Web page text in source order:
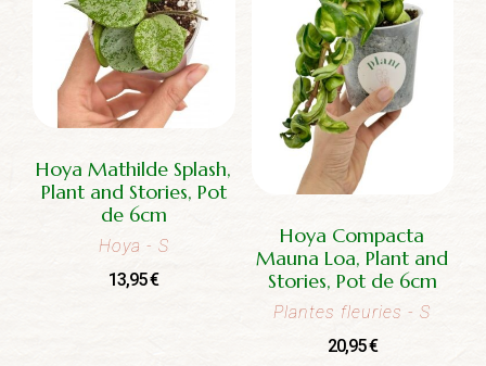
Hoya Mathilde Splash,
Plant and Stories, Pot
de 6cm
Hoya - S
13,95€
Hoya Compacta
Mauna Loa, Plant and
Stories, Pot de 6cm
Plantes fleuries - S
20,95€